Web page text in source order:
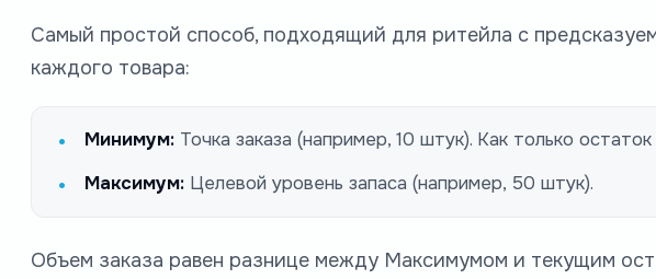
Самый простой способ, подходящий для ритейла с
каждого товара:
Минимум: Точка заказа (например, 10 штук). Как только
Максимум: Целевой уровень запаса (например, 50 штук).
Объем заказа равен разнице между Максимумом и текущим